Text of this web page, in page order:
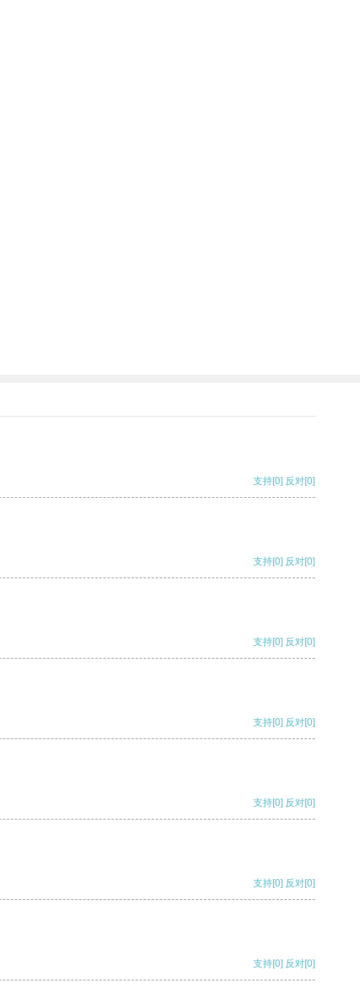
支持[0] 反对[0]
支持[0] 反对[0]
支持[0] 反对[0]
支持[0] 反对[0]
支持[0] 反对[0]
支持[0] 反对[0]
支持[0] 反对[0]